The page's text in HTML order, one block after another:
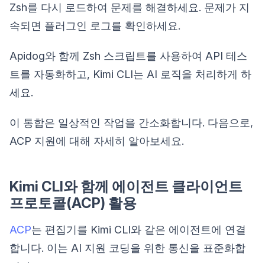
Zsh를 다시 로드하여 문제를 해결하세요. 문제가 지
속되면 플러그인 로그를 확인하세요.
Apidog와 함께 Zsh 스크립트를 사용하여 API 테스
트를 자동화하고, Kimi CLI는 AI 로직을 처리하게 하
세요.
이 통합은 일상적인 작업을 간소화합니다. 다음으로,
ACP 지원에 대해 자세히 알아보세요.
Kimi CLI와 함께 에이전트 클라이언트
프로토콜(ACP) 활용
ACP는 편집기를 Kimi CLI와 같은 에이전트에 연결
합니다. 이는 AI 지원 코딩을 위한 통신을 표준화합